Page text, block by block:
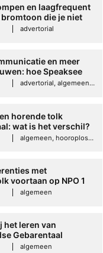
en laagfrequent
die je niet
advertorial
en meer
hoe Speaksee
om te groeien in
advertorial, algemeen, hooroplossingen, interview
horende tolk
wat is het verschil?
algemeen, hooroplossingen, hoorproblemen, samenleving & maatschappij
met
voortaan op NPO 1
algemeen
het leren van
Gebarentaal
algemeen